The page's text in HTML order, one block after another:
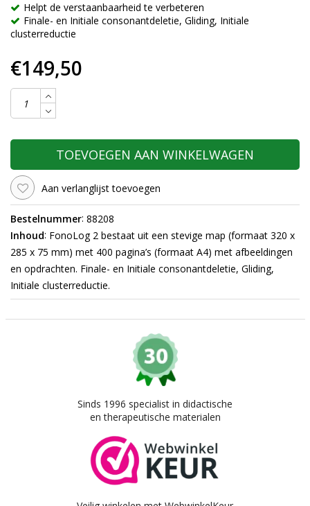
Helpt de verstaanbaarheid te verbeteren
Finale- en Initiale consonantdeletie, Gliding, Initiale
clusterreductie
€149,50
TOEVOEGEN AAN WINKELWAGEN
Aan verlanglijst toevoegen
Bestelnummer: 88208
Inhoud: FonoLog 2 bestaat uit een stevige map (formaat 320 x
285 x 75 mm) met 400 pagina’s (formaat A4) met afbeeldingen
en opdrachten. Finale- en Initiale consonantdeletie, Gliding,
Initiale clusterreductie.
Sinds 1996 specialist in didactische
en therapeutische materialen